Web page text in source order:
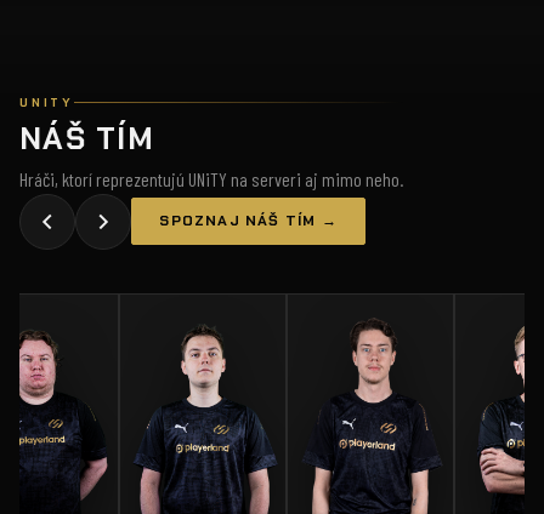
UNITY
NÁŠ TÍM
Hráči, ktorí reprezentujú UNiTY na serveri aj mimo neho.
SPOZNAJ NÁŠ TÍM →